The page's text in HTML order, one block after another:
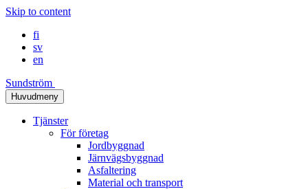
Skip to content
fi
sv
en
Sundström
Huvudmeny
Tjänster
För företag
Jordbyggnad
Järnvägsbyggnad
Asfaltering
Material och transport